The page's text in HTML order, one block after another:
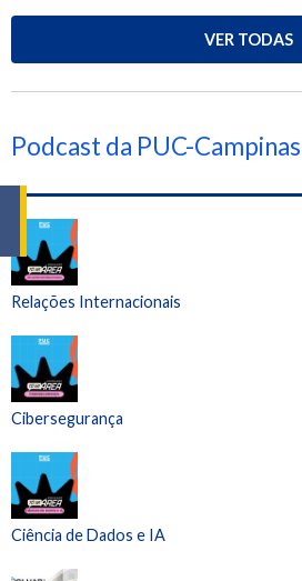
VER TODAS
Podcast da PUC-Campinas
Relações Internacionais
Cibersegurança
Ciência de Dados e IA